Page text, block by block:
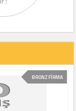
BRONZ FİRMA